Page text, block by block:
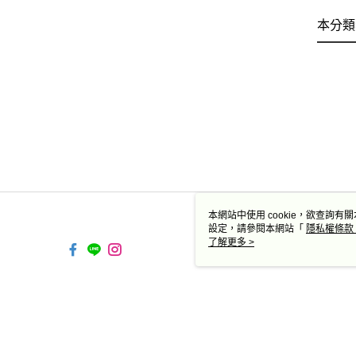
本分
本網站中使用 cookie，欲查詢有
設定，請參閱本網站「 隱私權條款
使用 cookie。
了解更多 >